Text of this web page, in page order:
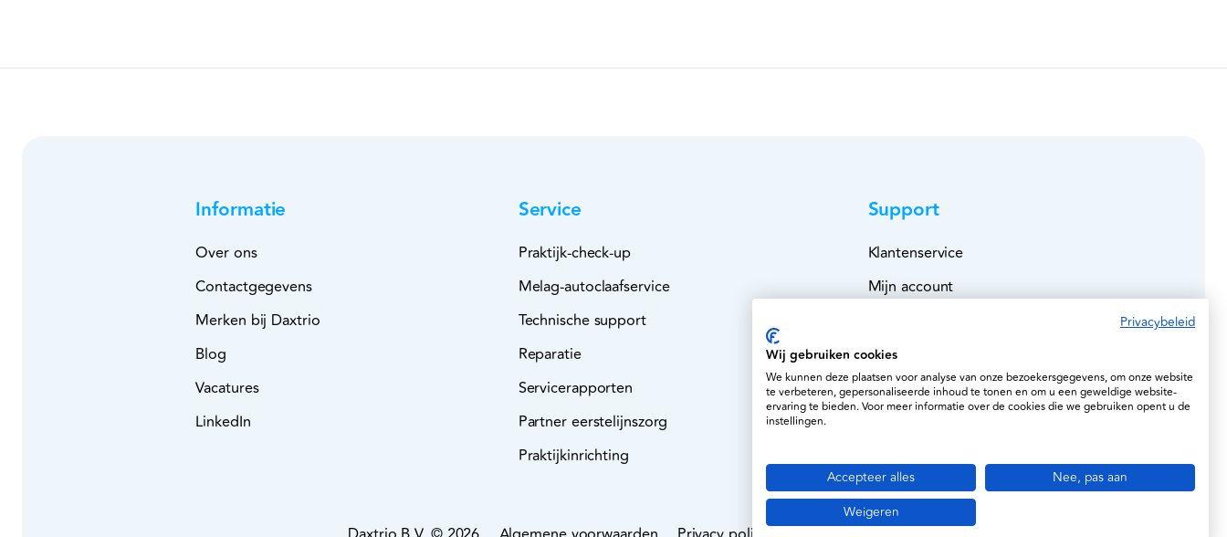
Informatie
Over ons
Contactgegevens
Merken bij Daxtrio
Blog
Vacatures
LinkedIn
Service
Praktijk-check-up
Melag-autoclaafservice
Technische support
Reparatie
Servicerapporten
Partner eerstelijnszorg
Praktijkinrichting
Support
Klantenservice
Mijn account
Veilig betalen
Leveringen
Privacybeleid
Wij gebruiken cookies
We kunnen deze plaatsen voor analyse van onze bezoekersgegevens, om onze website
te verbeteren, gepersonaliseerde inhoud te tonen en om u een geweldige website-
ervaring te bieden. Voor meer informatie over de cookies die we gebruiken opent u de
instellingen.
Accepteer alles
Nee, pas aan
Weigeren